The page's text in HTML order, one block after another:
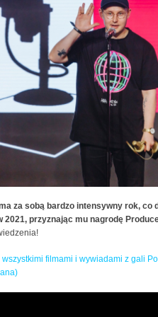
za sobą bardzo intensywny rok, co
2021, przyznając mu nagrodę
filmami i wywiadami z gali